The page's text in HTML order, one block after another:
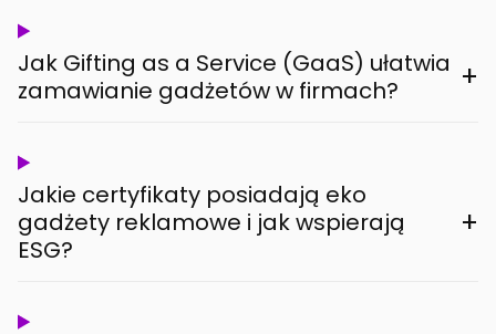
Jak Gifting as a Service (GaaS) ułatwia
zamawianie gadżetów w firmach?
+
Jakie certyfikaty posiadają eko
gadżety reklamowe i jak wspierają
ESG?
+